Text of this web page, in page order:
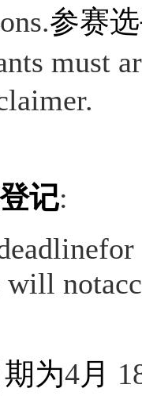
参赛
must
登记:
为4月